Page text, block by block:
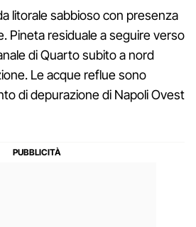
litorale sabbioso con presenza
Pineta residuale a seguire verso
di Quarto subito a nord
Le acque reflue sono
di depurazione di Napoli Ovest